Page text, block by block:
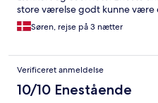
store værelse godt kunne være
Søren, rejse på 3 nætter
Verificeret anmeldelse
10/10 Enestående